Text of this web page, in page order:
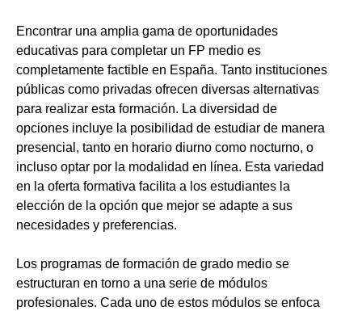
Encontrar una amplia gama de oportunidades
educativas para completar un FP medio es
completamente factible en España. Tanto instituciones
públicas como privadas ofrecen diversas alternativas
para realizar esta formación. La diversidad de
opciones incluye la posibilidad de estudiar de manera
presencial, tanto en horario diurno como nocturno, o
incluso optar por la modalidad en línea. Esta variedad
en la oferta formativa facilita a los estudiantes la
elección de la opción que mejor se adapte a sus
necesidades y preferencias.
Los programas de formación de grado medio se
estructuran en torno a una serie de módulos
profesionales. Cada uno de estos módulos se enfoca